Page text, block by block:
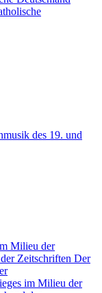
des 19. und
Milieu der
Zeitschriften Der
im Milieu der